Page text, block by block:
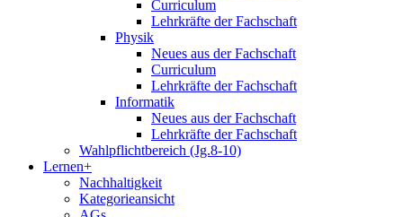
Curriculum
Lehrkräfte der Fachschaft
Physik
Neues aus der Fachschaft
Curriculum
Lehrkräfte der Fachschaft
Informatik
Neues aus der Fachschaft
Lehrkräfte der Fachschaft
Wahlpflichtbereich (Jg.8-10)
Lernen+
Nachhaltigkeit
Kategorieansicht